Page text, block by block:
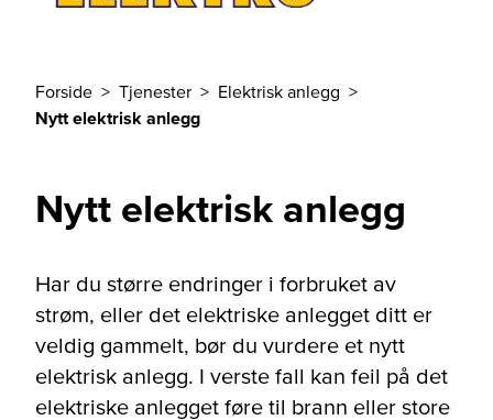
Du er her
Forside Tjenester
Elektrisk anlegg
Nytt elektrisk anlegg
Nytt elektrisk anlegg
Har du større endringer i forbruket av
strøm, eller det elektriske anlegget ditt er
veldig gammelt, bør du vurdere et nytt
elektrisk anlegg. I verste fall kan feil på det
elektriske anlegget føre til brann eller store